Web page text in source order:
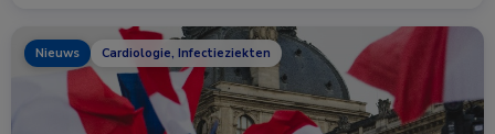
Nieuws Cardiologie, Infectieziekten